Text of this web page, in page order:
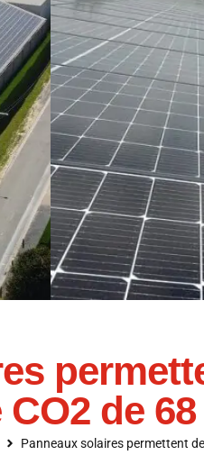
de
Panneaux solaires permettent